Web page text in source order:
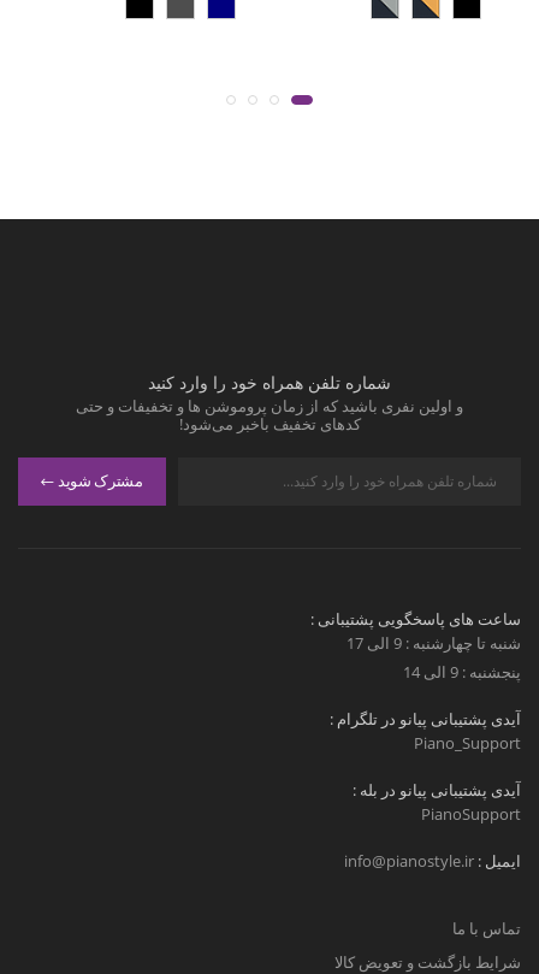
شماره تلفن همراه خود را وارد کنید
و اولین نفری باشید که از زمان پروموشن ها و تخفیفات و حتی
کدهای تخفیف باخبر می‌شود!
مشترک شوید
ساعت های پاسخگویی پشتیبانی :
شنبه تا چهارشنبه : 9 الی 17
پنجشنبه : 9 الی 14
آیدی پشتیبانی پیانو در تلگرام :
Piano_Support
آیدی پشتیبانی پیانو در بله :
PianoSupport
ایمیل : info@pianostyle.ir
تماس با ما
شرایط بازگشت و تعویض کالا